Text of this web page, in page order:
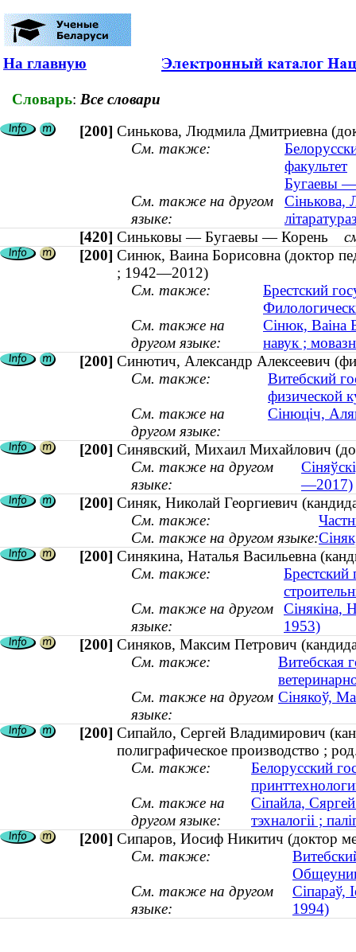
На главную
Словарь: Все словари
[200] Синькова, Людмила Дмитриевна
См. также:
факультет
Бугаевы
См. также на другом
языке:
Сінькова,
[420] Синьковы — Бугаевы — Корень
[200] Синюк, Ваина Борисовна (доктор
; 1942—2012)
См. также:
Брестский
См. также на
другом языке:
Сінюк, Ваіна
навук ;
[200] Синютич, Александр Алексеевич
См. также:
Витебский
физической
См. также на
другом языке:
Сінюціч,
[200] Синявский, Михаил Михайлович
См. также на другом
языке:
—2017)
[200] Синяк, Николай Георгиевич
См. также:
См. также на другом языке:
[200] Синякина, Наталья Васильевна
См. также:
Брестский
См. также на другом
языке:
Сінякіна,
1953)
[200] Синяков, Максим Петрович
См. также:
Витебская
См. также на другом
языке:
Сінякоў,
[200] Сипайло, Сергей Владимирович
полиграфическое производство ;
См. также:
Белорусский
См. также на
другом языке:
Сіпайла,
тэхналогіі ;
[200] Сипаров, Иосиф Никитич (доктор
См. также:
См. также на другом
языке:
Сіпараў,
1994)